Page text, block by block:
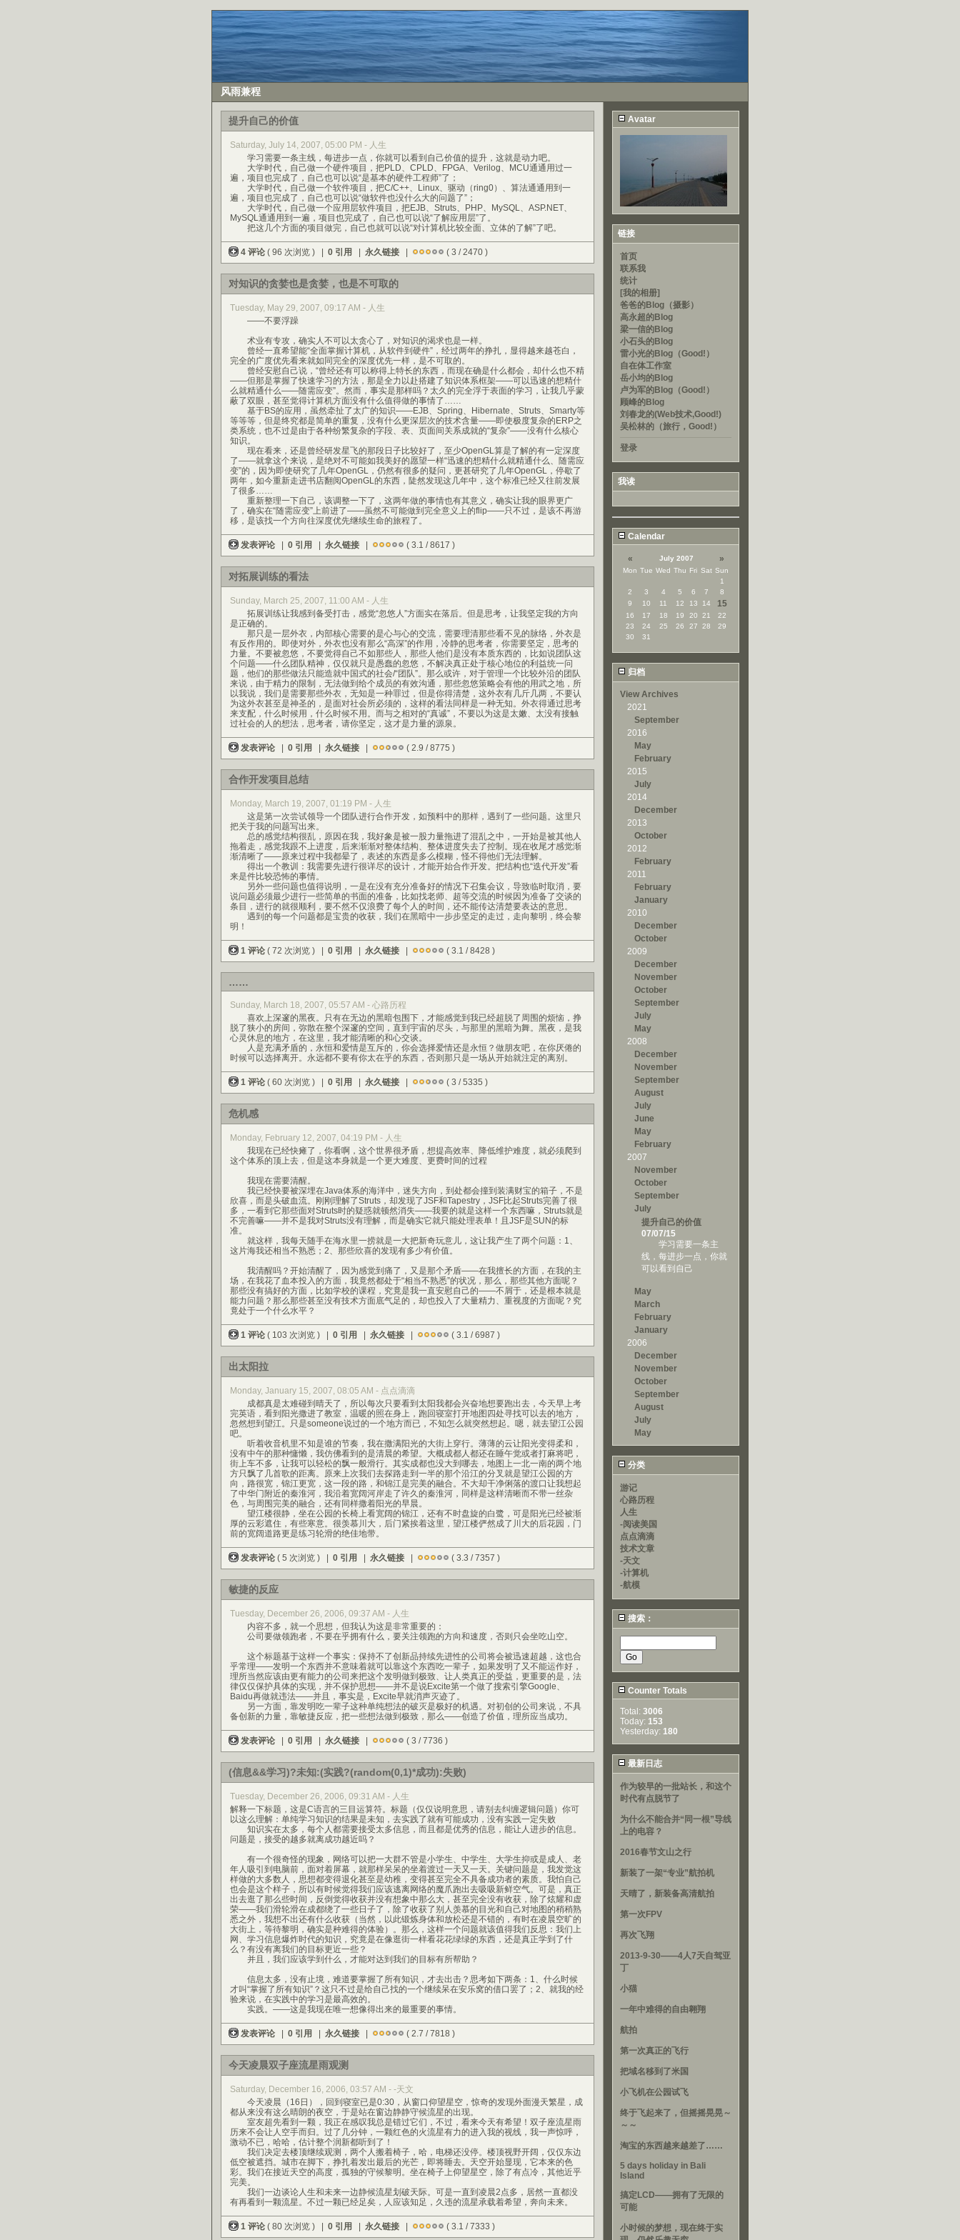
风雨兼程
提升自己的价值
Saturday, July 14, 2007, 05:00 PM - 人生
学习需要一条主线，每进步一点，你就可以看到自己价值的提升，这就是动力吧。
大学时代，自己做一个硬件项目，把PLD、CPLD、FPGA、Verilog、MCU通通用过一
遍，项目也完成了，自己也可以说“是基本的硬件工程师”了；
大学时代，自己做一个软件项目，把C/C++、Linux、驱动（ring0）、算法通通用到一
遍，项目也完成了，自己也可以说“做软件也没什么大的问题了”；
大学时代，自己做一个应用层软件项目，把EJB、Struts、PHP、MySQL、ASP.NET、
MySQL通通用到一遍，项目也完成了，自己也可以说“了解应用层”了。
把这几个方面的项目做完，自己也就可以说“对计算机比较全面、立体的了解”了吧。
4 评论 ( 96 次浏览 ) | 0 引用 永久链接 ( 3 / 2470 )
对知识的贪婪也是贪婪，也是不可取的
Tuesday, May 29, 2007, 09:17 AM - 人生
——不要浮躁
术业有专攻，确实人不可以太贪心了，对知识的渴求也是一样。
曾经一直希望能“全面掌握计算机，从软件到硬件”，经过两年的挣扎，显得越来越苍白，
完全的广度优先看来就如同完全的深度优先一样，是不可取的。
曾经安慰自己说，“曾经还有可以称得上特长的东西，而现在确是什么都会，却什么也不精
——但那是掌握了快速学习的方法，那是全力以赴搭建了知识体系框架——可以迅速的想精什
么就精通什么——随需应变”。然而，事实是那样吗？太久的完全浮于表面的学习，让我几乎蒙
蔽了双眼，甚至觉得计算机方面没有什么值得做的事情了……
基于BS的应用，虽然牵扯了太广的知识——EJB、Spring、Hibernate、Struts、Smarty等
等等等，但是终究都是简单的重复，没有什么更深层次的技术含量——即使极度复杂的ERP之
类系统，也不过是由于各种纷繁复杂的字段、表、页面间关系成就的“复杂”——没有什么核心
知识。
现在看来，还是曾经研发星飞的那段日子比较好了，至少OpenGL算是了解的有一定深度
了——就拿这个来说，是绝对不可能如我美好的愿望一样“迅速的想精什么就精通什么、随需应
变”的，因为即使研究了几年OpenGL，仍然有很多的疑问，更甚研究了几年OpenGL，停歇了
两年，如今重新走进书店翻阅OpenGL的东西，陡然发现这几年中，这个标准已经又往前发展
了很多……
重新整理一下自己，该调整一下了，这两年做的事情也有其意义，确实让我的眼界更广
了，确实在“随需应变”上前进了——虽然不可能做到完全意义上的flip——只不过，是该不再游
移，是该找一个方向往深度优先继续生命的旅程了。
发表评论 0 引用 永久链接 ( 3.1 / 8617 )
对拓展训练的看法
Sunday, March 25, 2007, 11:00 AM - 人生
拓展训练让我感到备受打击，感觉“忽悠人”方面实在落后。但是思考，让我坚定我的方向
是正确的。
那只是一层外衣，内部核心需要的是心与心的交流，需要理清那些看不见的脉络，外衣是
有反作用的。即使对外，外衣也没有那么“高深”的作用，冷静的思考者，你需要坚定，思考的
力量。不要被忽悠，不要觉得自己不如那些人，那些人他们是没有本质东西的，比如说团队这
个问题——什么团队精神，仅仅就只是愚蠢的忽悠，不解决真正处于核心地位的利益统一问
题，他们的那些做法只能造就中国式的社会/“团队”。那么或许，对于管理一个比较外沿的团队
来说，由于精力的限制，无法做到给个成员的有效沟通，那些忽悠策略会有他的用武之地，所
以我说，我们是需要那些外衣，无知是一种罪过，但是你得清楚，这外衣有几斤几两，不要认
为这外衣甚至是神圣的，是面对社会所必须的，这样的看法同样是一种无知。外衣得通过思考
来支配，什么时候用，什么时候不用。而与之相对的“真诚”，不要以为这是太嫩、太没有接触
过社会的人的想法，思考者，请你坚定，这才是力量的源泉。
发表评论 0 引用 永久链接 ( 2.9 / 8775 )
合作开发项目总结
Monday, March 19, 2007, 01:19 PM - 人生
这是第一次尝试领导一个团队进行合作开发，如预料中的那样，遇到了一些问题。这里只
把关于我的问题写出来。
总的感觉结构很乱，原因在我，我好象是被一股力量拖进了混乱之中，一开始是被其他人
拖着走，感觉我跟不上进度，后来渐渐对整体结构、整体进度失去了控制。现在收尾才感觉渐
渐清晰了——原来过程中我都晕了，表述的东西是多么模糊，怪不得他们无法理解。
得出一个教训：我需要先进行很详尽的设计，才能开始合作开发。把结构也“迭代开发”看
来是件比较恐怖的事情。
另外一些问题也值得说明，一是在没有充分准备好的情况下召集会议，导致临时取消，要
说问题必须最少进行一些简单的书面的准备，比如找老师、超等交流的时候因为准备了交谈的
条目，进行的就很顺利，要不然不仅浪费了每个人的时间，还不能传达清楚要表达的意思。
遇到的每一个问题都是宝贵的收获，我们在黑暗中一步步坚定的走过，走向黎明，终会黎
明！
1 评论 ( 72 次浏览 ) | 0 引用 永久链接 ( 3.1 / 8428 )
……
Sunday, March 18, 2007, 05:57 AM - 心路历程
喜欢上深邃的黑夜。只有在无边的黑暗包围下，才能感觉到我已经超脱了周围的烦恼，挣
脱了狭小的房间，弥散在整个深邃的空间，直到宇宙的尽头，与那里的黑暗为舞。黑夜，是我
心灵休息的地方，在这里，我才能清晰的和心交谈。
人是充满矛盾的，永恒和爱情是互斥的，你会选择爱情还是永恒？做朋友吧，在你厌倦的
时候可以选择离开。永远都不要有你太在乎的东西，否则那只是一场从开始就注定的离别。
1 评论 ( 60 次浏览 ) | 0 引用 永久链接 ( 3 / 5335 )
危机感
Monday, February 12, 2007, 04:19 PM - 人生
我现在已经快瘫了，你看啊，这个世界很矛盾，想提高效率、降低维护难度，就必须爬到
这个体系的顶上去，但是这本身就是一个更大难度、更费时间的过程
我现在需要清醒。
我已经快要被深埋在Java体系的海洋中，迷失方向，到处都会撞到装满财宝的箱子，不是
欣喜，而是头破血流。刚刚理解了Struts，却发现了JSF和Tapestry，JSF比起Struts完善了很
多，一看到它那些面对Struts时的疑惑就顿然消失——我要的就是这样一个东西嘛，Struts就是
不完善嘛——并不是我对Struts没有理解，而是确实它就只能处理表单！且JSF是SUN的标
准。
就这样，我每天随手在海水里一捞就是一大把新奇玩意儿，这让我产生了两个问题：1、
这片海我还相当不熟悉；2、那些欣喜的发现有多少有价值。
我清醒吗？开始清醒了，因为感觉到痛了，又是那个矛盾——在我擅长的方面，在我的主
场，在我花了血本投入的方面，我竟然都处于“相当不熟悉”的状况，那么，那些其他方面呢？
那些没有搞好的方面，比如学校的课程，究竟是我一直安慰自己的——不屑于，还是根本就是
能力问题？那么那些甚至没有技术方面底气足的，却也投入了大量精力、重视度的方面呢？究
竟处于一个什么水平？
1 评论 ( 103 次浏览 ) | 0 引用 永久链接 ( 3.1 / 6987 )
出太阳拉
Monday, January 15, 2007, 08:05 AM - 点点滴滴
成都真是太难碰到晴天了，所以每次只要看到太阳我都会兴奋地想要跑出去，今天早上考
完英语，看到阳光撒进了教室，温暖的照在身上，跑回寝室打开地图四处寻找可以去的地方，
忽然想到望江。只是someone说过的一个地方而已，不知怎么就突然想起。嗯，就去望江公园
吧。
听着收音机里不知是谁的节奏，我在撒满阳光的大街上穿行。薄薄的云让阳光变得柔和，
没有中午的那种慵懒，我仿佛看到的是清晨的希望。大概成都人都还在睡午觉或者打麻将吧，
街上车不多，让我可以轻松的飘一般滑行。其实成都也没大到哪去，地图上一北一南的两个地
方只飘了几首歌的距离。原来上次我们去探路走到一半的那个沿江的分叉就是望江公园的方
向，路很宽，锦江更宽，这一段的路，和锦江是完美的融合。不大却干净俐落的渡口让我想起
了中华门附近的秦淮河，我沿着宽阔河岸走了许久的秦淮河，同样是这样清晰而不带一丝杂
色，与周围完美的融合，还有同样撒着阳光的早晨。
望江楼很静，坐在公园的长椅上看宽阔的锦江，还有不时盘旋的白鹭，可是阳光已经被渐
厚的云彩遮住，有些寒意。很羡慕川大，后门紧挨着这里，望江楼俨然成了川大的后花园，门
前的宽阔道路更是练习轮滑的绝佳地带。
发表评论 ( 5 次浏览 ) | 0 引用 永久链接 ( 3.3 / 7357 )
敏捷的反应
Tuesday, December 26, 2006, 09:37 AM - 人生
内容不多，就一个思想，但我认为这是非常重要的：
公司要做领跑者，不要在乎拥有什么，要关注领跑的方向和速度，否则只会坐吃山空。
这个标题基于这样一个事实：保持不了创新品持续先进性的公司将会被迅速超越，这也合
乎常理——发明一个东西并不意味着就可以靠这个东西吃一辈子，如果发明了又不能运作好，
理所当然应该由更有能力的公司来把这个发明做到极致、让人类真正的受益，更重要的是，法
律仅仅保护具体的实现，并不保护思想——并不是说Excite第一个做了搜索引擎Google、
Baidu再做就违法——并且，事实是，Excite早就消声灭迹了。
另一方面，靠发明吃一辈子这种单纯想法的破灭是极好的机遇。对初创的公司来说，不具
备创新的力量，靠敏捷反应，把一些想法做到极致，那么——创造了价值，理所应当成功。
发表评论 0 引用 永久链接 ( 3 / 7736 )
(信息&&学习)?未知:(实践?(random(0,1)*成功):失败)
Tuesday, December 26, 2006, 09:31 AM - 人生
解释一下标题，这是C语言的三目运算符。标题（仅仅说明意思，请别去纠缠逻辑问题）你可
以这么理解：单纯学习知识的结果是未知，去实践了就有可能成功，没有实践一定失败
知识实在太多，每个人都需要接受太多信息，而且都是优秀的信息，能让人进步的信息。
问题是，接受的越多就离成功越近吗？
有一个很奇怪的现象，网络可以把一大群不管是小学生、中学生、大学生抑或是成人、老
年人吸引到电脑前，面对着屏幕，就那样呆呆的坐着渡过一天又一天。关键问题是，我发觉这
样做的大多数人，思想都变得退化甚至是幼稚，变得甚至完全不具备成功者的素质。我怕自己
也会是这个样子，所以有时候觉得我们应该逃离网络的魔爪跑出去吸吸新鲜空气。可是，真正
出去逛了那么些时间，反倒觉得收获并没有想象中那么大，甚至完全没有收获，除了炫耀和虚
荣——我们滑轮滑在成都绕了一些日子了，除了收获了别人羡慕的目光和自己对地图的稍稍熟
悉之外，我想不出还有什么收获（当然，以此锻炼身体和放松还是不错的，有时在凌晨空旷的
大街上，等待黎明，确实是种难得的体验）。那么，这样一个问题就该值得我们反思：我们上
网、学习信息爆炸时代的知识，究竟是在像逛街一样看花花绿绿的东西，还是真正学到了什
么？有没有离我们的目标更近一些？
并且，我们应该学到什么，才能对达到我们的目标有所帮助？
信息太多，没有止境，难道要掌握了所有知识，才去出击？思考如下两条：1、什么时候
才叫“掌握了所有知识”？这只不过是给自己找的一个继续呆在安乐窝的借口罢了；2、就我的经
验来说，在实践中的学习是最高效的。
实践。——这是我现在唯一想像得出来的最重要的事情。
发表评论 0 引用 永久链接 ( 2.7 / 7818 )
今天凌晨双子座流星雨观测
Saturday, December 16, 2006, 03:57 AM - -天文
今天凌晨（16日），回到寝室已是0:30，从窗口仰望星空，惊奇的发现外面漫天繁星，成
都从来没有这么晴朗的夜空，于是站在窗边静静守候流星的出现。
室友超先看到一颗，我正在感叹我总是错过它们，不过，看来今天有希望！双子座流星雨
历来不会让人空手而归。过了几分钟，一颗红色的火流星有力的进入我的视线，我一声惊呼，
激动不已，哈哈，估计整个润新都听到了！
我们决定去楼顶继续观测，两个人搬着椅子，哈，电梯还没停。楼顶视野开阔，仅仅东边
低空被遮挡。城市在脚下，挣扎着发出最后的光芒，即将睡去。天空开始显现，它本来的色
彩。我们在接近天空的高度，孤独的守候黎明。坐在椅子上仰望星空，除了有点冷，其他近乎
完美。
我们一边谈论人生和未来一边静候流星划破天际。可是一直到凌晨2点多，居然一直都没
有再看到一颗流星。不过一颗已经足矣，人应该知足，久违的流星承载着希望，奔向未来。
1 评论 ( 80 次浏览 ) | 0 引用 永久链接 ( 3.1 / 7333 )
Avatar
链接
首页
联系我
统计
[我的相册]
爸爸的Blog（摄影）
高永超的Blog
梁一信的Blog
小石头的Blog
雷小光的Blog（Good!）
自在体工作室
岳小均的Blog
卢为军的Blog（Good!）
顾峰的Blog
刘春龙的(Web技术,Good!)
吴松林的（旅行，Good!）
登录
我读
Calendar
« July 2007 »
Mon Tue Wed Thu Fri Sat Sun
1
2
3 4 5 6 7
8
9
10 11 12 13 14 15
16 17 18 19 20 21
22
23
24 25 26 27 28
29
30
31
归档
View Archives
2021
September
2016
May
February
2015
July
2014
December
2013
October
2012
February
2011
February
January
2010
December
October
2009
December
November
October
September
July
May
2008
December
November
September
August
July
June
May
February
2007
November
October
September
July
提升自己的价值
07/07/15
学习需要一条主
线，每进步一点，你就
可以看到自己
May
March
February
January
2006
December
November
October
September
August
July
May
分类
游记
心路历程
人生
-阅读美国
点点滴滴
技术文章
-天文
-计算机
-航模
搜索：
Counter Totals
Total: 3006
Today: 153
Yesterday: 180
最新日志
作为较早的一批站长，和这个
时代有点脱节了
为什么不能合并“同一根”导线
上的电容？
2016春节文山之行
新装了一架“专业”航拍机
天晴了，新装备高清航拍
第一次FPV
再次飞翔
2013-9-30——4人7天自驾亚
丁
小猫
一年中难得的自由翱翔
航拍
第一次真正的飞行
把域名移到了米国
小飞机在公园试飞
终于飞起来了，但摇摇晃晃～
～～
淘宝的东西越来越差了……
5 days holiday in Bali
Island
搞定LCD——拥有了无限的
可能
小时候的梦想，现在终于实